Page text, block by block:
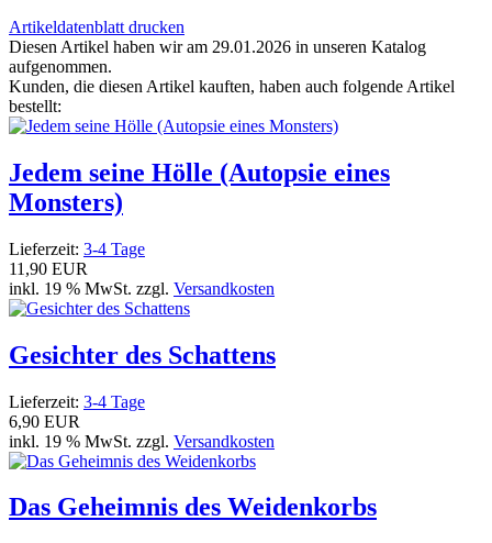
Artikeldatenblatt drucken
Diesen Artikel haben wir am 29.01.2026 in unseren Katalog
aufgenommen.
Kunden, die diesen Artikel kauften, haben auch folgende Artikel
bestellt:
Jedem seine Hölle (Autopsie eines
Monsters)
Lieferzeit: 3-4 Tage
11,90 EUR
inkl. 19 % MwSt. zzgl. Versandkosten
Gesichter des Schattens
Lieferzeit: 3-4 Tage
6,90 EUR
inkl. 19 % MwSt. zzgl. Versandkosten
Das Geheimnis des Weidenkorbs